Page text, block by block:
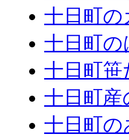
十日町の
十日町
十日町
十日町産
十日町の